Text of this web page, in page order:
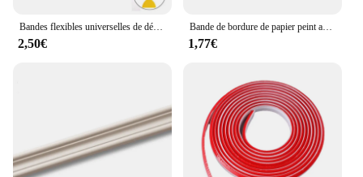
Bandes flexibles universelles de décoration de moulage de voiture, moulures automatiques intérieures, garniture de couverture de voiture, panneau Prada, porte, style de voiture, 5m
2,50€
Bande de bordure de papier peint auto-arina, moulure murale 3D étanche, garniture de bordure, bordure de papier peint pour la maison
1,77€